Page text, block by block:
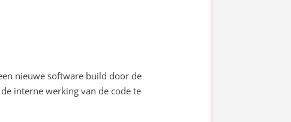
nieuwe software build door de
interne werking van de code te